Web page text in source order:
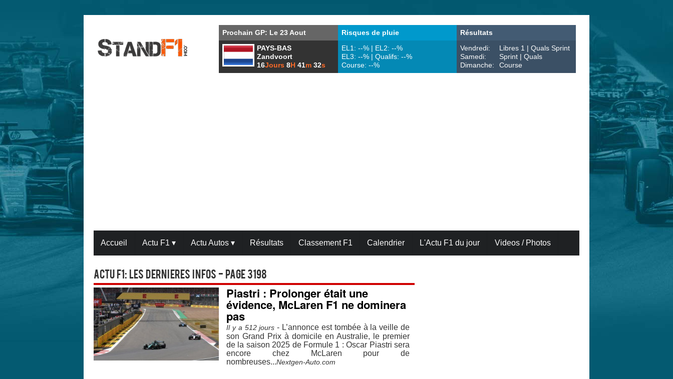
Prochain GP: Le 23 Aout
PAYS-BAS
Zandvoort
16Jours 8H 41m 31s
Risques de pluie
EL1: --% | EL2: --%
EL3: --% | Qualifs: --%
Course: --%
Résultats
Vendredi:
Samedi:
Dimanche:
Libres 1 | Quals Sprint
Sprint | Quals
Course
Accueil Actu F1▾ Actu Autos ▾ Résultats Classement F1 Calendrier L'Actu F1 du jour Videos / Photos
Actu F1: Les dernieres infos - Page 3198
Piastri : Prolonger était une
évidence, McLaren F1 ne dominera
pas
Il y a 512 jours - L’annonce est tombée à la veille de
son Grand Prix à domicile en Australie, le premier
de la saison 2025 de Formule 1 : Oscar Piastri sera
encore chez McLaren pour de
nombreuses...Nextgen-Auto.com